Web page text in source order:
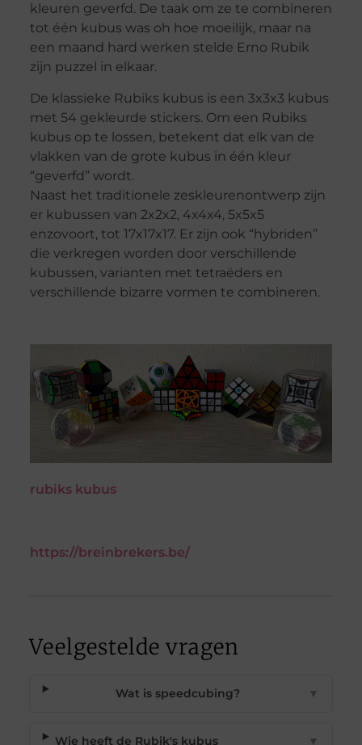
kleuren geverfd. De taak om ze te combineren
tot één kubus was oh hoe moeilijk, maar na
een maand hard werken stelde Erno Rubik
zijn puzzel in elkaar.
De klassieke Rubiks kubus is een 3x3x3 kubus
met 54 gekleurde stickers. Om een ​​Rubiks
kubus op te lossen, betekent dat elk van de
vlakken van de grote kubus in één kleur
“geverfd” wordt.
Naast het traditionele zeskleurenontwerp zijn
er kubussen van 2x2x2, 4x4x4, 5x5x5
enzovoort, tot 17x17x17. Er zijn ook “hybriden”
die verkregen worden door verschillende
kubussen, varianten met tetraëders en
verschillende bizarre vormen te combineren.
rubiks kubus
https://breinbrekers.be/
Veelgestelde vragen
Wat is speedcubing? ▼
Wie heeft de Rubik's kubus ▼